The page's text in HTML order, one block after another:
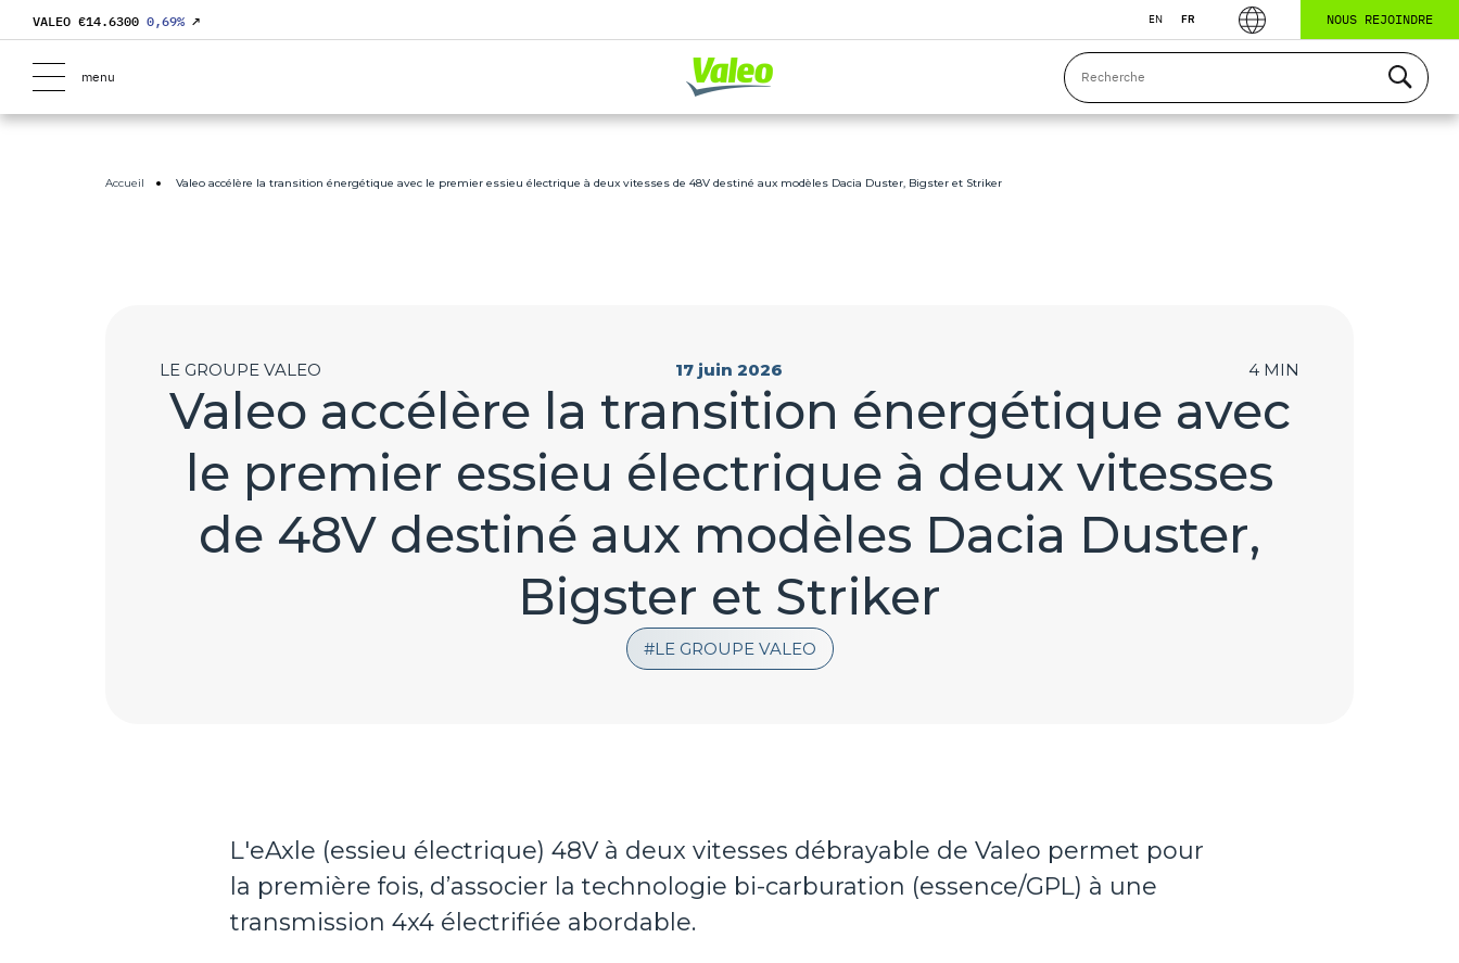
VALEO €14.6300 0,69% ↗ EN FR NOUS REJOINDRE
menu
Accueil Valeo accélère la transition énergétique avec le premier essieu électrique à deux vitesses de 48V destiné aux modèles Dacia Duster, Bigster et Striker
LE GROUPE VALEO
LE GROUPE VALEO 17 juin 2026 4 MIN
Valeo accélère la transition énergétique avec
le premier essieu électrique à deux vitesses
de 48V destiné aux modèles Dacia Duster,
Bigster et Striker
L'eAxle (essieu électrique) 48V à deux vitesses débrayable de Valeo permet pour
la première fois, d’associer la technologie bi-carburation (essence/GPL) à une
transmission 4x4 électrifiée abordable.